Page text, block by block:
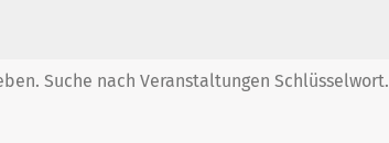
Suche nach Veranstaltungen Schlüsselwort.